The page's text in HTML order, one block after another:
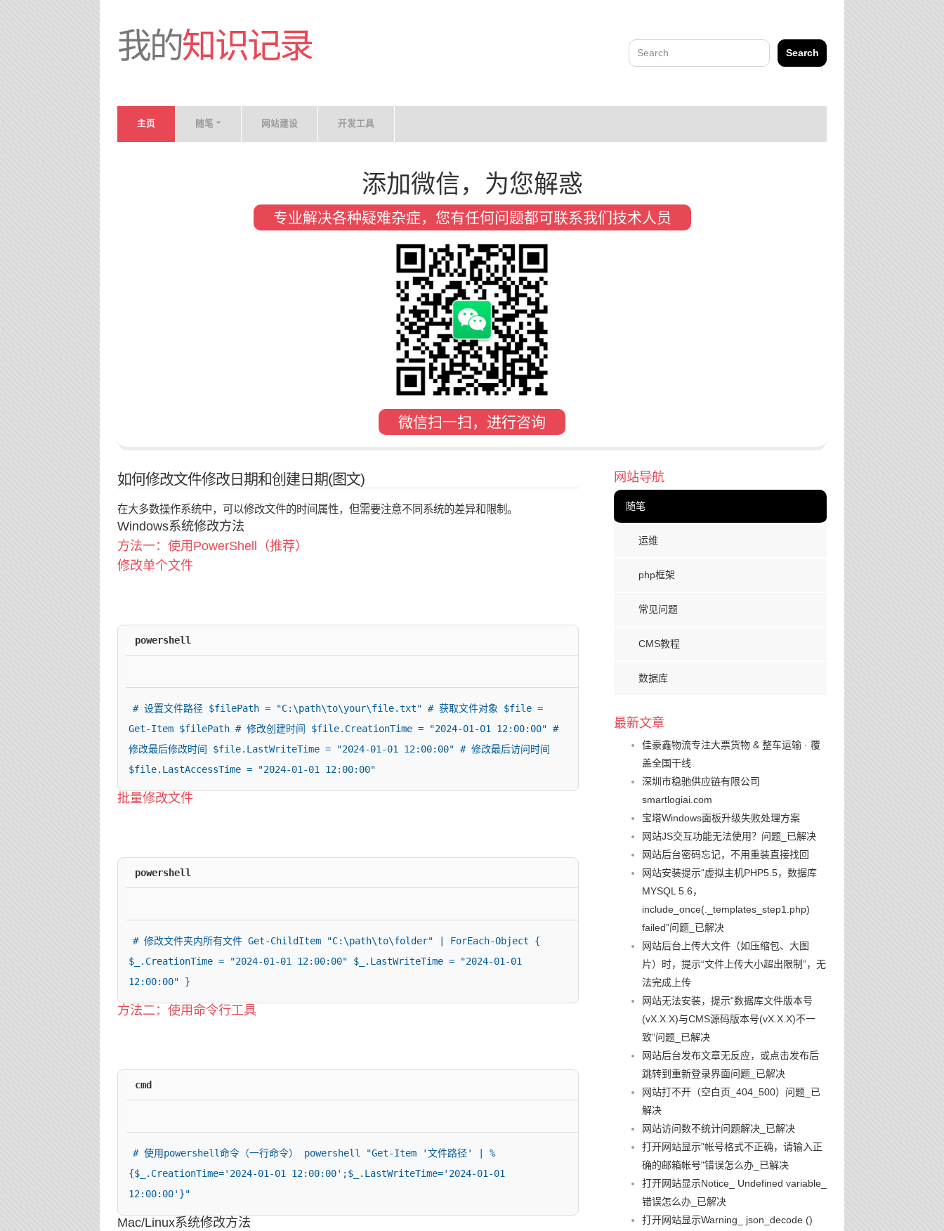
我的知识记录 Search
主页 随笔 网站建设 开发工具
添加微信，为您解惑
专业解决各种疑难杂症，您有任何问题都可联系我们技术人员
微信扫一扫，进行咨询
如何修改文件修改日期和创建日期(图文)
在大多数操作系统中，可以修改文件的时间属性，但需要注意不同系统的差异和限制。
Windows系统修改方法
方法一：使用PowerShell（推荐）
修改单个文件
powershell
# 设置文件路径 $filePath = "C:\path\to\your\file.txt" # 获取文件对象 $file =
Get-Item $filePath # 修改创建时间 $file.CreationTime = "2024-01-01 12:00:00" #
修改最后修改时间 $file.LastWriteTime = "2024-01-01 12:00:00" # 修改最后访问时间
$file.LastAccessTime = "2024-01-01 12:00:00"
批量修改文件
powershell
# 修改文件夹内所有文件 Get-ChildItem "C:\path\to\folder" | ForEach-Object {
$_.CreationTime = "2024-01-01 12:00:00" $_.LastWriteTime = "2024-01-01
12:00:00" }
方法二：使用命令行工具
cmd
# 使用powershell命令（一行命令） powershell "Get-Item '文件路径' | %
{$_.CreationTime='2024-01-01 12:00:00';$_.LastWriteTime='2024-01-01
12:00:00'}"
Mac/Linux系统修改方法
网站导航
随笔
运维
php框架
常见问题
CMS教程
数据库
最新文章
佳豪鑫物流专注大票货物 & 整车运输 · 覆
盖全国干线
深圳市稳驰供应链有限公司
smartlogiai.com
宝塔Windows面板升级失败处理方案
网站JS交互功能无法使用？问题_已解决
网站后台密码忘记，不用重装直接找回
网站安装提示“虚拟主机PHP5.5，数据库
MYSQL 5.6，
include_once(._templates_step1.php)
failed”问题_已解决
网站后台上传大文件（如压缩包、大图
片）时，提示“文件上传大小超出限制”，无
法完成上传
网站无法安装，提示“数据库文件版本号
(vX.X.X)与CMS源码版本号(vX.X.X)不一
致”问题_已解决
网站后台发布文章无反应，或点击发布后
跳转到重新登录界面问题_已解决
网站打不开（空白页_404_500）问题_已
解决
网站访问数不统计问题解决_已解决
打开网站显示"帐号格式不正确，请输入正
确的邮箱帐号"错误怎么办_已解决
打开网站显示Notice_ Undefined variable_
错误怎么办_已解决
打开网站显示Warning_ json_decode ()